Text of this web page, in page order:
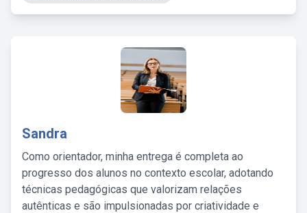
Sandra
Como orientador, minha entrega é completa ao
progresso dos alunos no contexto escolar, adotando
técnicas pedagógicas que valorizam relações
autênticas e são impulsionadas por criatividade e